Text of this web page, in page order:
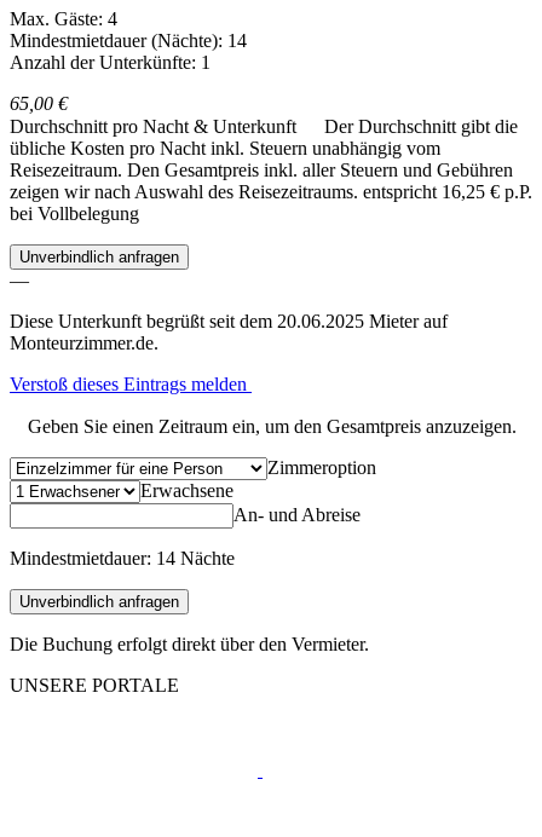
Max. Gäste: 4
Mindestmietdauer (Nächte): 14
Anzahl der Unterkünfte: 1
65,00 €
Durchschnitt pro Nacht & Unterkunft
Der Durchschnitt gibt die
übliche Kosten pro Nacht inkl. Steuern unabhängig vom
Reisezeitraum. Den Gesamtpreis inkl. aller Steuern und Gebühren
zeigen wir nach Auswahl des Reisezeitraums. entspricht 16,25 € p.P.
bei Vollbelegung
Unverbindlich anfragen
—
Diese Unterkunft begrüßt seit dem 20.06.2025 Mieter auf
Monteurzimmer.de.
Verstoß dieses Eintrags melden
Geben Sie einen Zeitraum ein, um den Gesamtpreis anzuzeigen.
Zimmeroption
Erwachsene
An- und Abreise
Mindestmietdauer: 14 Nächte
Unverbindlich anfragen
Die Buchung erfolgt direkt über den Vermieter.
UNSERE PORTALE